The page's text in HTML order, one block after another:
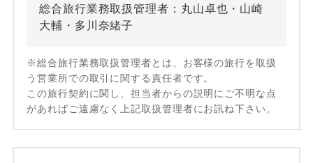
総合旅行業務取扱管理者：丸山卓也・山崎
大輔・多川奈緒子
※総合旅行業務取扱管理者とは、お客様の旅行を取扱
う営業所での取引に関する責任者です。
この旅行契約に関し、担当者からの説明にご不明な点
があればご遠慮なく上記取扱管理者にお訊ね下さい。